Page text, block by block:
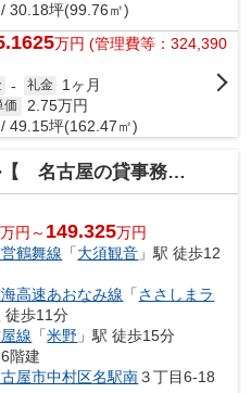
30.18坪(99.76㎡)
万円 (管理費等：324,390
- 礼金 1ヶ月
価 2.75万円
49.15坪(162.47㎡)
の貸事務所・貸オフィス 】
万円～ 149.325万円
鶴舞線 「大須観音 」駅 徒歩12
高速あおなみ線 「ささしまラ
徒歩11分
線 「米野 」駅 徒歩15分
階建
屋市中村区名駅南３丁目6-18